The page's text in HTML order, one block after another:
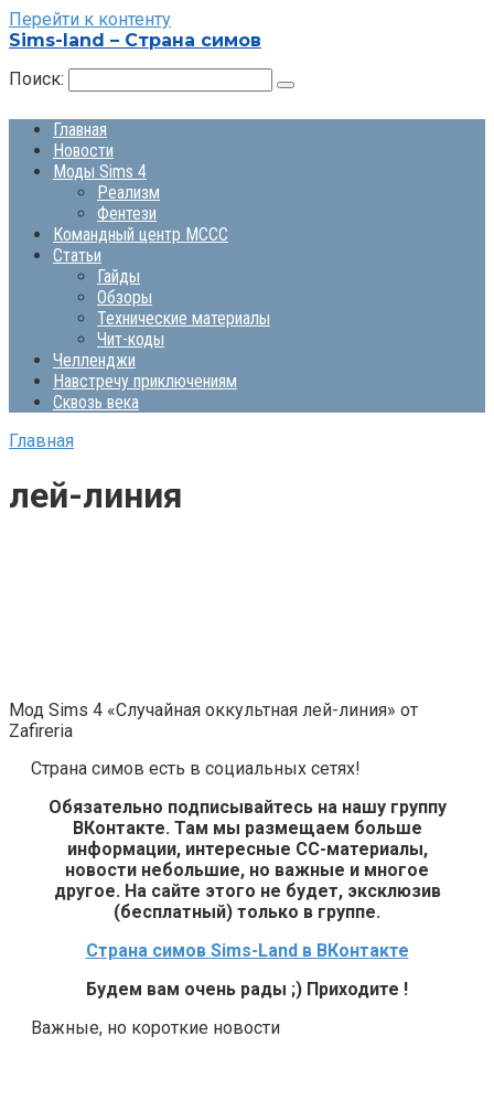
Перейти к контенту
Sims-land – Страна симов
Поиск:
Главная
Новости
Моды Sims 4
Реализм
Фентези
Командный центр MCCC
Статьи
Гайды
Обзоры
Технические материалы
Чит-коды
Челленджи
Навстречу приключениям
Сквозь века
Главная
лей-линия
Мод Sims 4 «Случайная оккультная лей-линия» от
Zafireria
Страна симов есть в социальных сетях!
Обязательно подписывайтесь на нашу группу
ВКонтакте. Там мы размещаем больше
информации, интересные СС-материалы,
новости небольшие, но важные и многое
другое. На сайте этого не будет, эксклюзив
(бесплатный) только в группе.
Страна симов Sims-Land в ВКонтакте
Будем вам очень рады ;) Приходите !
Важные, но короткие новости